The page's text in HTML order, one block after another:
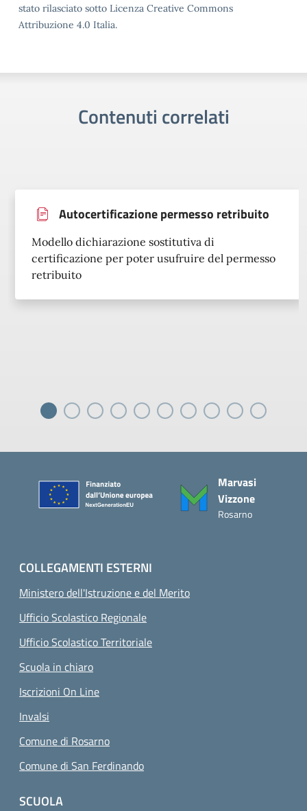
stato rilasciato sotto Licenza Creative Commons
Attribuzione 4.0 Italia.
Contenuti correlati
Autocertificazione permesso retribuito
Modello dichiarazione sostitutiva di
certificazione per poter usufruire del permesso
retribuito
Marvasi
Vizzone
Rosarno
COLLEGAMENTI ESTERNI
Ministero dell'Istruzione e del Merito
Ufficio Scolastico Regionale
Ufficio Scolastico Territoriale
Scuola in chiaro
Iscrizioni On Line
Invalsi
Comune di Rosarno
Comune di San Ferdinando
SCUOLA